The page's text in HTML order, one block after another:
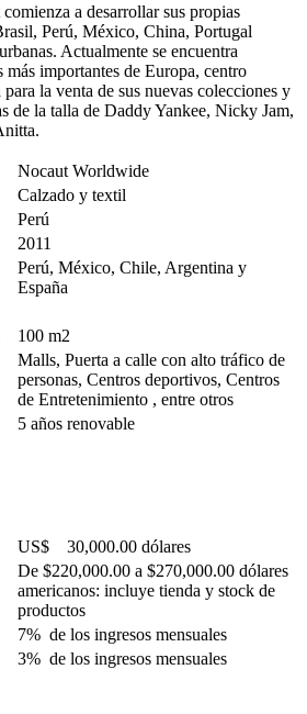
a desarrollar sus propias
Perú, México, China, Portugal
Actualmente se encuentra
importantes de Europa, centro
la venta de sus nuevas colecciones y
de la talla de Daddy Yankee, Nicky Jam,
Nocaut Worldwide
Calzado y textil
Perú
2011
Perú, México, Chile, Argentina y
España
100 m2
Malls, Puerta a calle con alto tráfico de
personas, Centros deportivos, Centros
de Entretenimiento , entre otros
5 años renovable
US$ 30,000.00 dólares
De $220,000.00 a $270,000.00 dólares
americanos: incluye tienda y stock de
productos
7% de los ingresos mensuales
3% de los ingresos mensuales